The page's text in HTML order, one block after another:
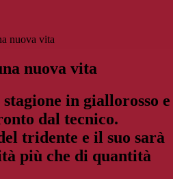
nuova vita
nuova vita
in giallorosso e
dal tecnico.
tridente e il suo sarà
più che di quantità